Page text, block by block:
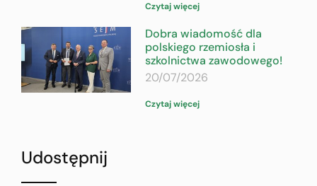
Czytaj więcej
Dobra wiadomość dla
polskiego rzemiosła i
szkolnictwa zawodowego!
20/07/2026
Czytaj więcej
Udostępnij